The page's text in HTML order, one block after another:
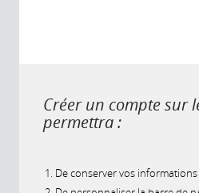
Créer un compte sur
permettra :
De conserver vos